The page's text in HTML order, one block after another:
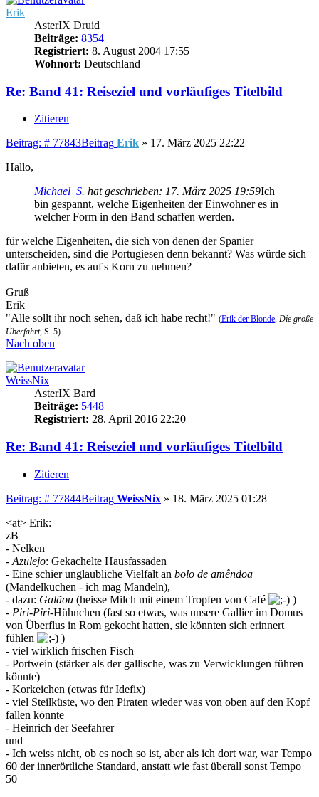
Erik
AsterIX Druid
Beiträge: 8354
Registriert: 8. August 2004 17:55
Wohnort: Deutschland
Re: Band 41: Reiseziel und vorläufiges Titelbild
Zitieren
Beitrag: # 77843Beitrag Erik » 17. März 2025 22:22
Hallo,
Michael_S. hat geschrieben: 17. März 2025 19:59Ich
bin gespannt, welche Eigenheiten der Einwohner es in
welcher Form in den Band schaffen werden.
für welche Eigenheiten, die sich von denen der Spanier
unterscheiden, sind die Portugiesen denn bekannt? Was würde sich
dafür anbieten, es auf's Korn zu nehmen?
Gruß
Erik
"Alle sollt ihr noch sehen, daß ich habe recht!" (Erik der Blonde, Die große
Überfahrt, S. 5)
Nach oben
WeissNix
AsterIX Bard
Beiträge: 5448
Registriert: 28. April 2016 22:20
Re: Band 41: Reiseziel und vorläufiges Titelbild
Zitieren
Beitrag: # 77844Beitrag WeissNix » 18. März 2025 01:28
<at> Erik:
zB
- Nelken
- Azulejo: Gekachelte Hausfassaden
- Eine schier unglaubliche Vielfalt an bolo de amêndoa
(Mandelkuchen - ich mag Mandeln),
- dazu: Galãou (heisse Milch mit einem Tropfen von Café
)
- Piri-Piri-Hühnchen (fast so etwas, was unsere Gallier im Domus
von Überflus in Rom gekocht hatten, sie könnten sich erinnert
fühlen
)
- viel wirklich frischen Fisch
- Portwein (stärker als der gallische, was zu Verwicklungen führen
könnte)
- Korkeichen (etwas für Idefix)
- viel Steilküste, wo den Piraten wieder was von oben auf den Kopf
fallen könnte
- Heinrich der Seefahrer
und
- Ich weiss nicht, ob es noch so ist, aber als ich dort war, war Tempo
60 der innerörtliche Standard, anstatt wie fast überall sonst Tempo
50